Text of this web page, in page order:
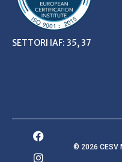
SETTORI IAF: 35, 37
© 2026 CESV